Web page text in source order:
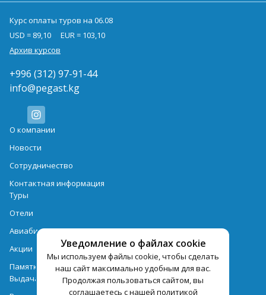
Уведомление о файлах cookie
Мы используем файлы cookie, чтобы сделать
наш сайт максимально удобным для вас.
Продолжая пользоваться сайтом, вы
соглашаетесь с нашей политикой
Курс оплаты туров на 06.08
USD = 89,10
EUR = 103,10
Архив курсов
+996 (312) 97-91-44
info@pegast.kg
О компании
Новости
Сотрудничество
Контактная информация
Туры
Отели
Авиабилеты
Акции
Памятка для туристов
Выдача документов